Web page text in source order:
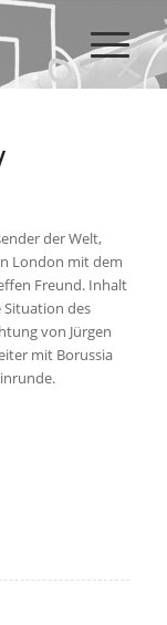
der Welt,
London mit dem
Freund. Inhalt
Situation des
von Jürgen
mit Borussia